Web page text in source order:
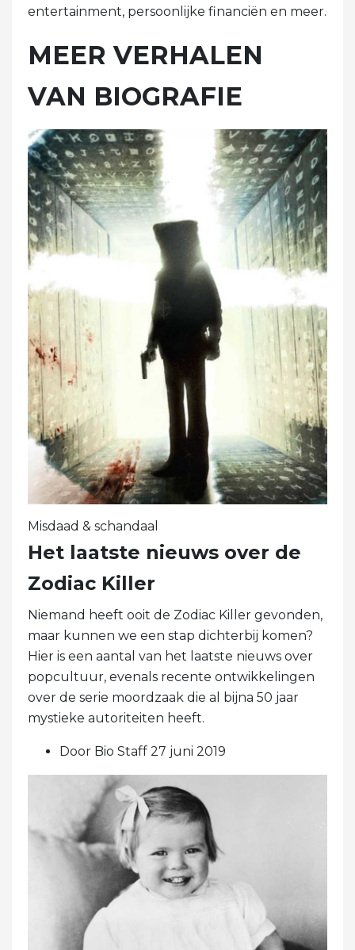
entertainment, persoonlijke financiën en meer.
MEER VERHALEN
VAN BIOGRAFIE
Misdaad & schandaal
Het laatste nieuws over de
Zodiac Killer
Niemand heeft ooit de Zodiac Killer gevonden,
maar kunnen we een stap dichterbij komen?
Hier is een aantal van het laatste nieuws over
popcultuur, evenals recente ontwikkelingen
over de serie moordzaak die al bijna 50 jaar
mystieke autoriteiten heeft.
Door Bio Staff 27 juni 2019